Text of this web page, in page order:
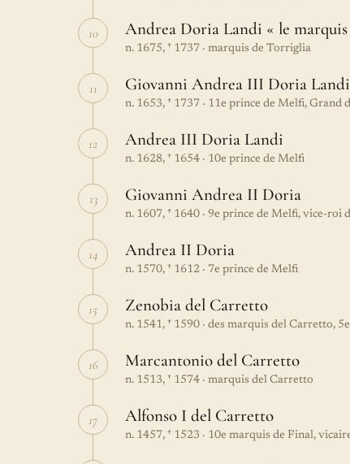
10 Andrea Doria Landi « le
n. 1675, † 1737 · marquis de Torriglia
11 Giovanni Andrea III Doria Landi
n. 1653, † 1737 · 11e prince de Melfi, Grand
12 Andrea III Doria Landi
n. 1628, † 1654 · 10e prince de Melfi
13 Giovanni Andrea II Doria
n. 1607, † 1640 · 9e prince de Melfi, vice-roi
14 Andrea II Doria
n. 1570, † 1612 · 7e prince de Melfi
15 Zenobia del Carretto
n. 1541, † 1590 · des marquis del Carretto,
16 Marcantonio del Carretto
n. 1513, † 1574 · marquis del Carretto
17 Alfonso I del Carretto
n. 1457, † 1523 · 10e marquis de Final,